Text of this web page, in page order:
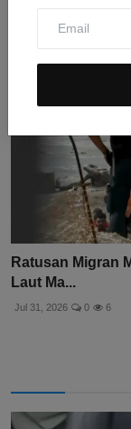
Ratusan Migran
Laut Ma...
Jul 31, 2026 0 6